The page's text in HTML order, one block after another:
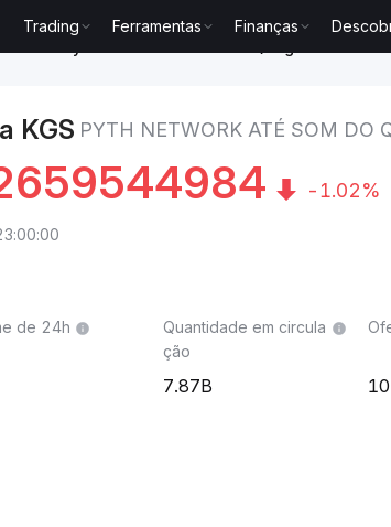
Trading Ferramentas Finanças
KGS PYTH NETWORK ATÉ SOM DO
-1.02%
de 24h
Quantidade em circula
ção
7.87B